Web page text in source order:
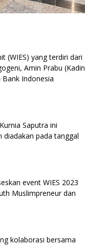
(WIES) yang terdiri dari
Amin Prabu (Kadin
Bank Indonesia
Saputra ini
diadakan pada tanggal
event WIES 2023
Muslimpreneur dan
kolaborasi bersama